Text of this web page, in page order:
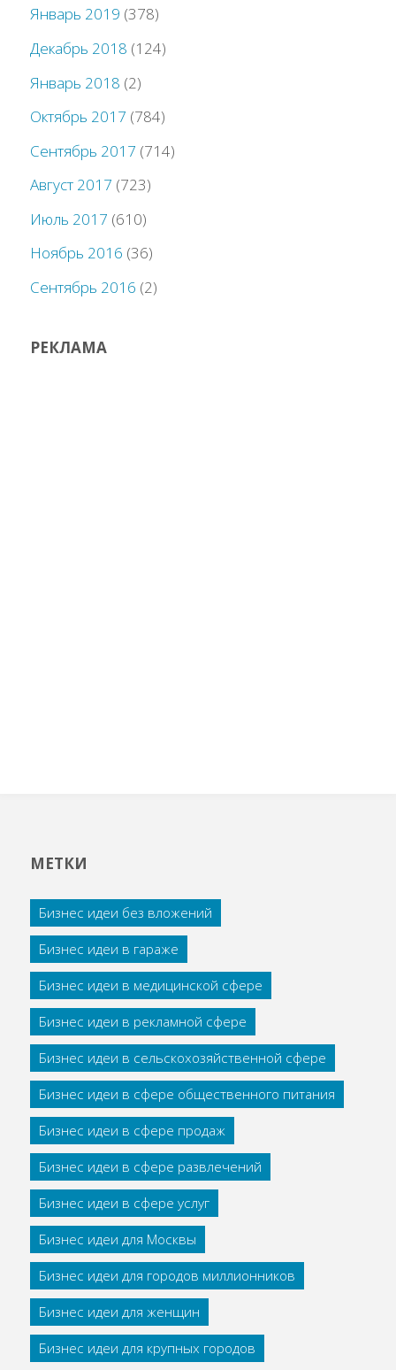
Январь 2019 (378)
Декабрь 2018 (124)
Январь 2018 (2)
Октябрь 2017 (784)
Сентябрь 2017 (714)
Август 2017 (723)
Июль 2017 (610)
Ноябрь 2016 (36)
Сентябрь 2016 (2)
РЕКЛАМА
МЕТКИ
Бизнес идеи без вложений
Бизнес идеи в гараже
Бизнес идеи в медицинской сфере
Бизнес идеи в рекламной сфере
Бизнес идеи в сельскохозяйственной сфере
Бизнес идеи в сфере общественного питания
Бизнес идеи в сфере продаж
Бизнес идеи в сфере развлечений
Бизнес идеи в сфере услуг
Бизнес идеи для Москвы
Бизнес идеи для городов миллионников
Бизнес идеи для женщин
Бизнес идеи для крупных городов